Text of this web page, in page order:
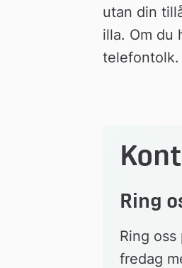
utan din
illa. Om du
telefontolk.
Ring
Ring
fredag